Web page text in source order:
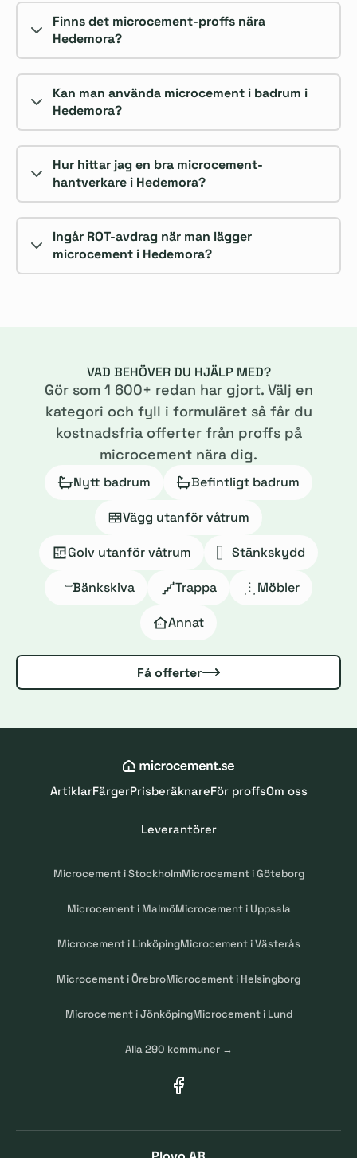
Finns det microcement-proffs nära
Hedemora?
Kan man använda microcement i badrum i
Hedemora?
Hur hittar jag en bra microcement-
hantverkare i Hedemora?
Ingår ROT-avdrag när man lägger
microcement i Hedemora?
VAD BEHÖVER DU HJÄLP MED?
Gör som 1 600+ redan har gjort. Välj en
kategori och fyll i formuläret så får du
kostnadsfria offerter från proffs på
microcement nära dig.
Nytt badrum Befintligt badrum
Vägg utanför våtrum
Golv utanför våtrum Stänkskydd
Bänkskiva Trappa Möbler
Annat
Få offerter
ArtiklarFärgerPrisberäknareFör proffsOm oss
Leverantörer
Microcement i StockholmMicrocement i Göteborg
Microcement i MalmöMicrocement i Uppsala
Microcement i LinköpingMicrocement i Västerås
Microcement i ÖrebroMicrocement i Helsingborg
Microcement i JönköpingMicrocement i Lund
Alla 290 kommuner →